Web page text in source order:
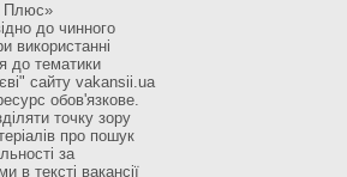
Плюс»
до чинного
використанні
до тематики
сайту vakansii.ua
обов'язкове.
точку зору
про пошук
за
в тексті вакансії